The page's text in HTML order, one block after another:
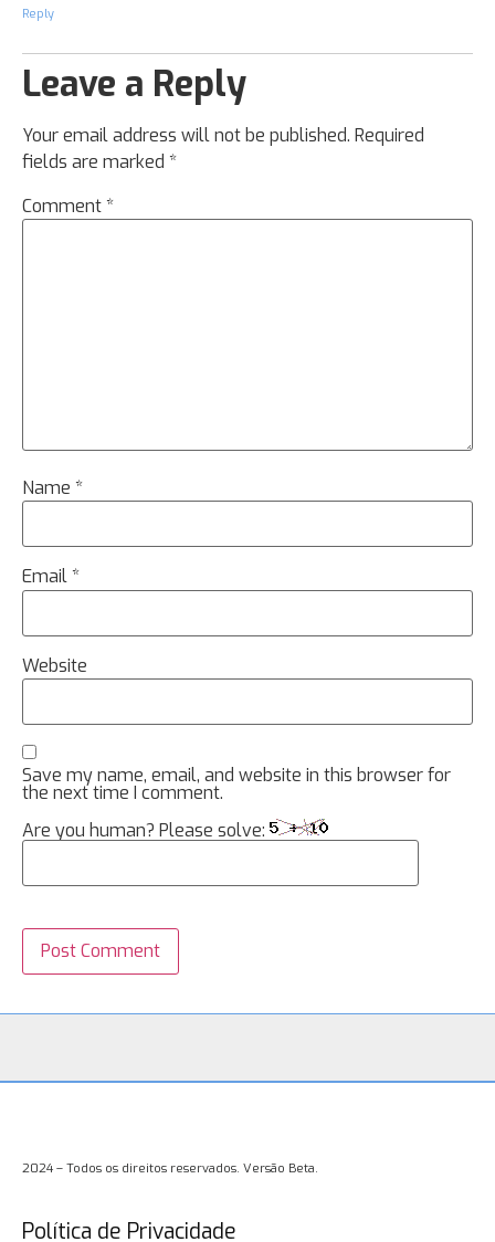
Reply
Leave a Reply
Your email address will not be published. Required
fields are marked *
Comment*
Name *
Email*
Website
Save my name, email, and website in this browser for
the next time I comment.
Are you human? Please solve:
2024 – Todos os direitos reservados. Versão Beta.
Política de Privacidade